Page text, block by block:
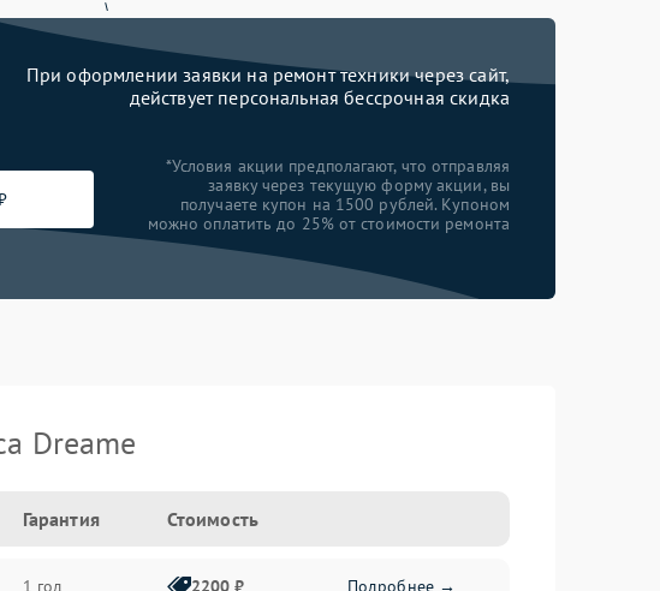
При оформлении заявки на ремонт техники через сайт,
действует персональная бессрочная скидка
*Условия акции предполагают, что отправляя
заявку через текущую форму акции, вы
получаете купон на 1500 рублей. Купоном
можно оплатить до 25% от стоимости ремонта
Dreame
Гарантия Стоимость
1 год 2200 ₽ Подробнее →